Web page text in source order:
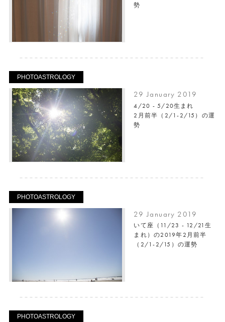
勢
PHOTOASTROLOGY
29 January 2019
4/20 - 5/20生まれ
2月前半（2/1-2/15）の運
勢
PHOTOASTROLOGY
29 January 2019
いて座（11/23 - 12/21生
まれ）の2019年2月前半
（2/1-2/15）の運勢
PHOTOASTROLOGY